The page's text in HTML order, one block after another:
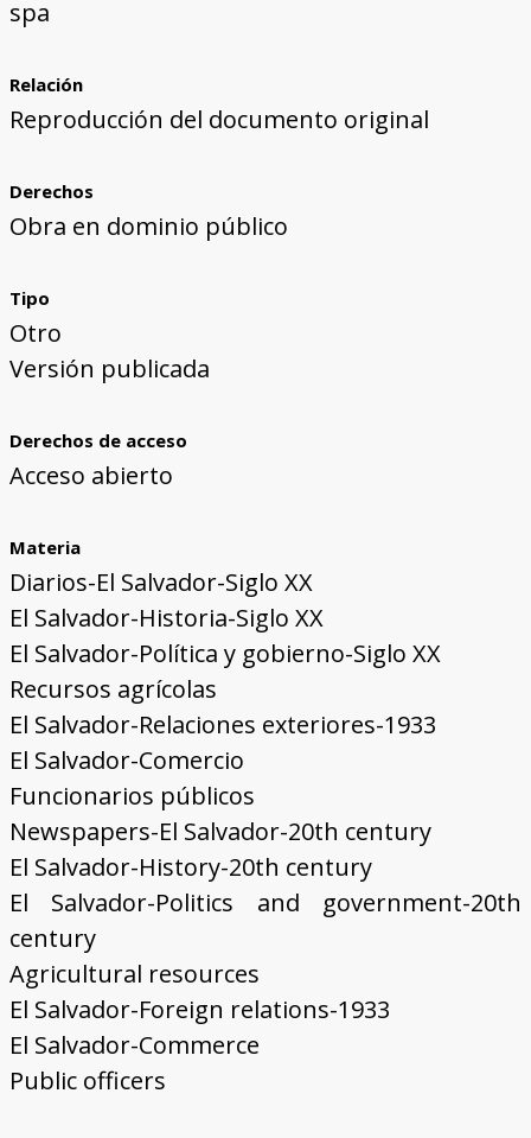
spa
Relación
Reproducción del documento original
Derechos
Obra en dominio público
Tipo
Otro
Versión publicada
Derechos de acceso
Acceso abierto
Materia
Diarios-El Salvador-Siglo XX
El Salvador-Historia-Siglo XX
El Salvador-Política y gobierno-Siglo XX
Recursos agrícolas
El Salvador-Relaciones exteriores-1933
El Salvador-Comercio
Funcionarios públicos
Newspapers-El Salvador-20th century
El Salvador-History-20th century
El Salvador-Politics and government-20th
century
Agricultural resources
El Salvador-Foreign relations-1933
El Salvador-Commerce
Public officers